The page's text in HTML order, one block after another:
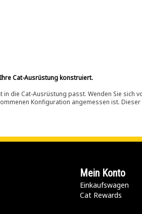
Cat-Ausrüstung konstruiert.
die Cat-Ausrüstung passt. Wenden Sie sich
Konfiguration angemessen ist.
Mein Konto
Einkaufswagen
Cat Rewards